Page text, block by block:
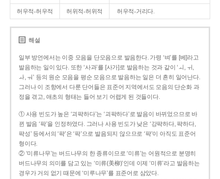
허우적-허우적 허위적-허위적 허우적-거리다.
해설
일부 방언에서는 이중 모음을 단모음으로 발음한다. 가령 ‘벼’를 [베]라고
발음하는 일이 있다. 또한 ‘사과’를 [사가]로 발음하는 것과 같이 ‘ㅚ, ㅟ,
ㅘ, ㅝ’ 등의 원순 모음을 평순 모음으로 발음하는 일은 더 흔히 일어난다.
그러나 이 조항에서 다룬 단어들은 표준어 지역에서도 모음의 단순화 과
정을 겪고, 애초의 형태는 들어 보기 어렵게 된 것들이다.
① 사용 빈도가 높은 ‘괴퍅하다’는 ‘괴팍하다’로 발음이 바뀌었으므로 바
뀐 발음 ‘팍’을 인정하였다. 그러나 사용 빈도가 낮은 ‘강퍅하다, 퍅하다,
퍅성’ 등에서의 ‘퍅’은 ‘팍’으로 발음되지 않으므로 ‘퍅’이 아직도 표준어
형이다.
② ‘미류나무’는 버드나무의 한 종류이므로 ‘미류’는 어원적으로 분명히
버드나무의 의미를 담고 있는 ‘미류(美柳)’인데 이제 ‘미류’라고 발음하는
경우가 거의 없기 때문에 ‘미루나무’를 표준어로 삼았다.